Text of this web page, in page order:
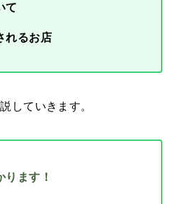
て
れるお店
していきます。
ります！